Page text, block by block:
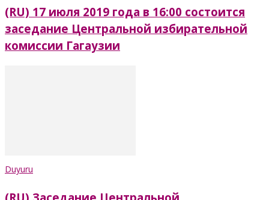
(RU) 17 июля 2019 года в 16:00 состоится
заседание Центральной избирательной
комиссии Гагаузии
Duyuru